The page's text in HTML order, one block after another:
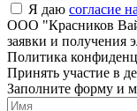
Я даю согласие
ООО "Красников
заявки и получения
Политика
Принять участие в
Заполните форму и